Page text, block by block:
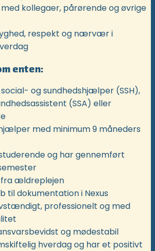
kollegaer, pårørende og øvrige
respekt og nærvær i
enten:
og sundhedshjælper (SSH),
(SSA) eller
med minimum 9 måneders
og har gennemført
fra ældreplejen
til dokumentation i Nexus
professionelt og med
og mødestabil
hverdag og har et positivt